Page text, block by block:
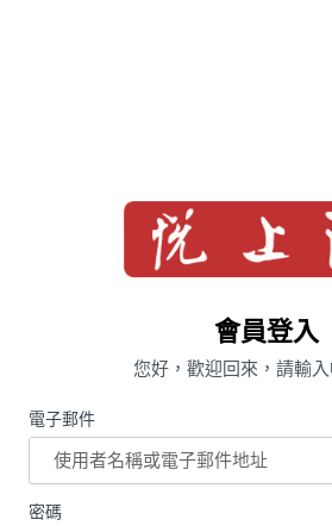
會員登入
您好，歡迎回來，請輸
電子郵件
密碼